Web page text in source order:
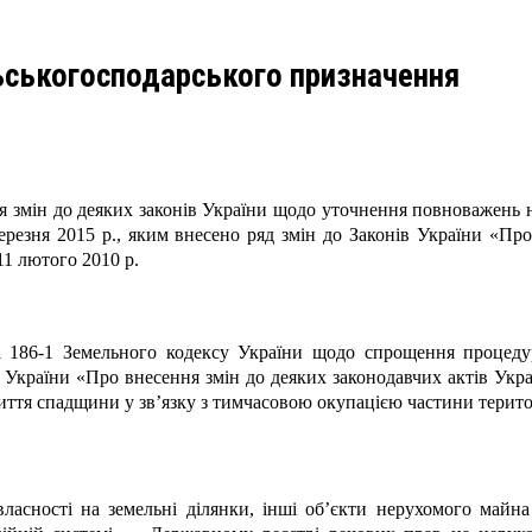
призначення
до деяких законів України щодо уточнення повноважень
2015 р., яким внесено ряд змін до Законів України
лютого 2010 р.
1 Земельного кодексу України щодо спрощення
«Про внесення змін до деяких законодавчих актів
спадщини у зв’язку з тимчасовою окупацією частини
на земельні ділянки, інші об’єкти нерухомого